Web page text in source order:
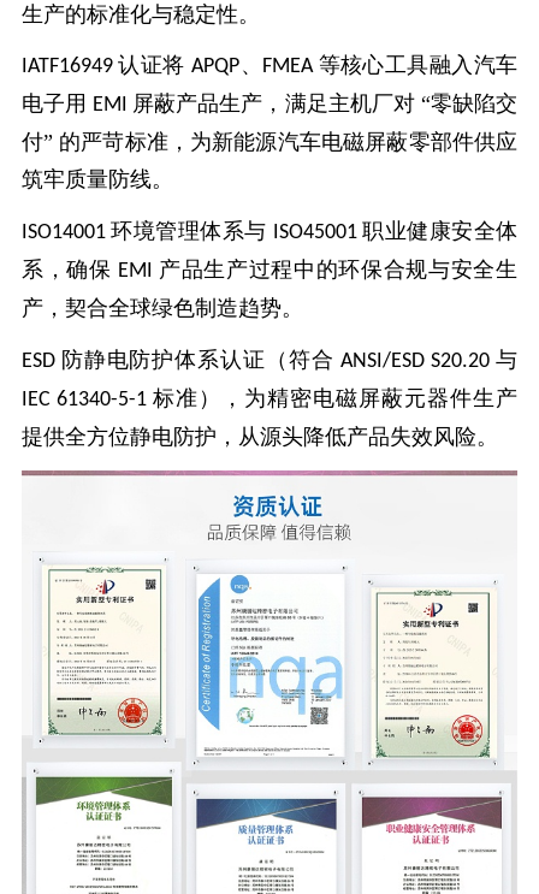
生产的标准化与稳定性。
IATF16949认证将APQP、 FMEA 等核心工具融入汽车
电子用 EMI 屏蔽产品生产，满足主机厂对 “零缺陷交
付” 的严苛标准，为新能源汽车电磁屏蔽零部件供应
筑牢质量防线。
ISO14001环境管理体系与 ISO45001职业健康安全体
系，确保 EMI 产品生产过程中的环保合规与安全生
产，契合全球绿色制造趋势。
ESD 防静电防护体系认证（符合ANSI/ESD S20.20与
IEC 61340-5-1 标准），为精密电磁屏蔽元器件生产
提供全方位静电防护，从源头降低产品失效风险。